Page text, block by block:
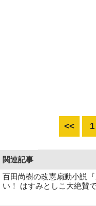
<< 1
関連記事
百田尚樹の改憲扇動小説
い！ はすみとしこ大絶賛